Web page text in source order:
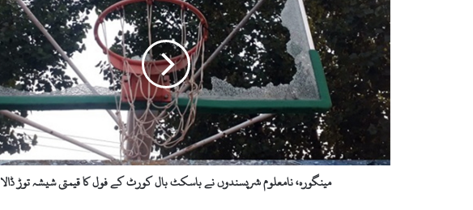
نے
باسکٹ
بال
کورٹ
کے
فول
کا
قیمتی
شیشہ
توڑ مینگورہ، نامعلوم شرپسندوں نے باسکٹ بال کورٹ کے فول کا قیمتی شیشہ توڑ ڈالا